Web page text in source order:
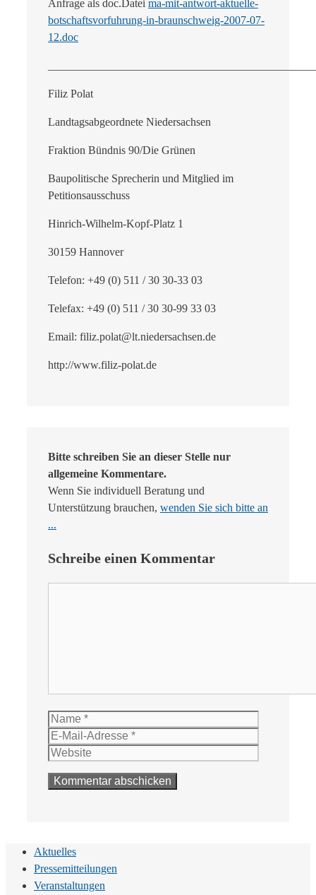
Anfrage als doc.Datei ma-mit-antwort-aktuelle-
botschaftsvorfuhrung-in-braunschweig-2007-07-
12.doc
Filiz Polat
Landtagsabgeordnete Niedersachsen
Fraktion Bündnis 90/Die Grünen
Baupolitische Sprecherin und Mitglied im
Petitionsausschuss
Hinrich-Wilhelm-Kopf-Platz 1
30159 Hannover
Telefon: +49 (0) 511 / 30 30-33 03
Telefax: +49 (0) 511 / 30 30-99 33 03
Email: filiz.polat@lt.niedersachsen.de
http://www.filiz-polat.de
Bitte schreiben Sie an dieser Stelle nur
allgemeine Kommentare.
Wenn Sie individuell Beratung und
Unterstützung brauchen, wenden Sie sich bitte an
...
Schreibe einen Kommentar
Name
Aktuelles
Pressemitteilungen
Veranstaltungen